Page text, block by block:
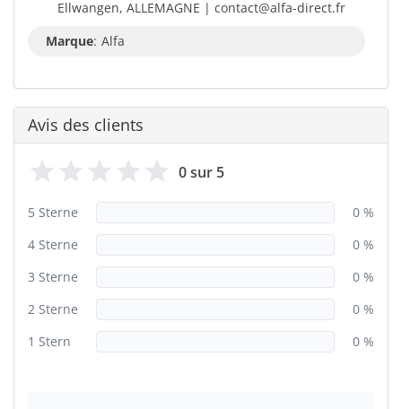
Ellwangen, ALLEMAGNE | contact@alfa-direct.fr
Marque: Alfa
Avis des clients
0 sur 5
5 Sterne
0 %
4 Sterne
0 %
3 Sterne
0 %
2 Sterne
0 %
1 Stern
0 %